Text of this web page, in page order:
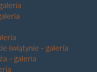
świątynie – galeria
– galeria